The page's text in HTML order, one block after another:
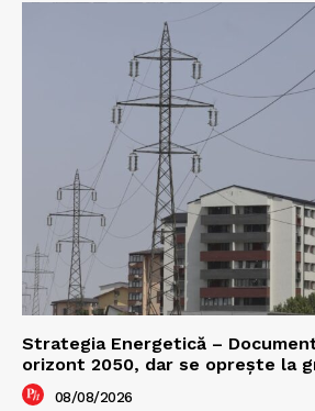
Strategia Energetică –
orizont 2050, dar se oprește la
08/08/2026